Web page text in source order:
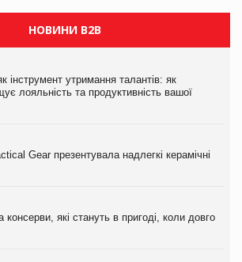
НОВИНИ B2B
інструмент утримання талантів: як
лояльність та продуктивність вашої
Gear презентувала надлегкі керамічні
консерви, які стануть в пригоді, коли довго